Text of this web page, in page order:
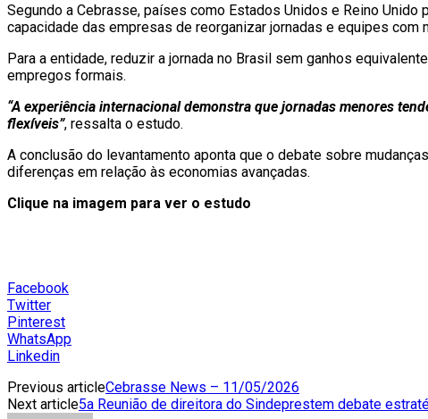
Segundo a Cebrasse, países como Estados Unidos e Reino
capacidade das empresas de reorganizar jornadas e equipes com
Para a entidade, reduzir a jornada no Brasil sem ganhos
empregos formais.
“A experiência internacional demonstra que jornadas menores
flexíveis”, ressalta o estudo.
A conclusão do levantamento aponta que o debate sobre
diferenças em relação às economias avançadas.
Clique na imagem para ver o estudo
Facebook
Twitter
Pinterest
WhatsApp
Linkedin
Previous articleCebrasse News – 11/05/2026
Next article5a Reunião de direitora do Sindeprestem debate